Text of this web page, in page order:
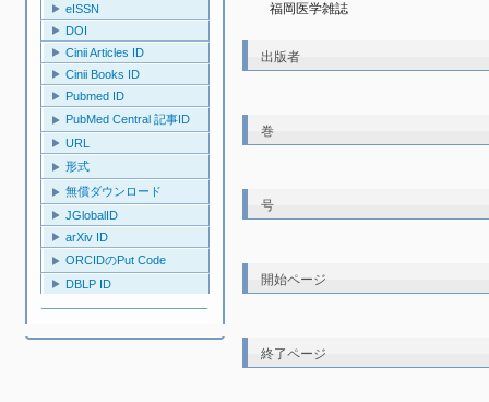
eISSN
DOI
Cinii Articles ID
Cinii Books ID
Pubmed ID
PubMed Central 記事ID
URL
形式
無償ダウンロード
JGlobalID
arXiv ID
ORCIDのPut Code
DBLP ID
福岡医学雑誌
出版者
巻
号
開始ページ
終了ページ